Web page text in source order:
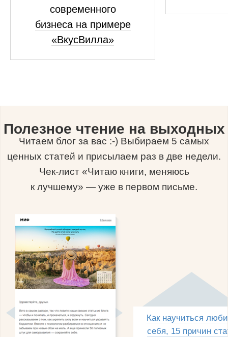
современного
бизнеса на примере
«ВкусВилла»
Полезное чтение на выходных
Читаем блог за вас :-) Выбираем 5 самых
ценных статей и присылаем раз в две недели.
Чек-лист «Читаю книги, меняюсь
к лучшему» — уже в первом письме.
Как научиться
себя, 15 причин